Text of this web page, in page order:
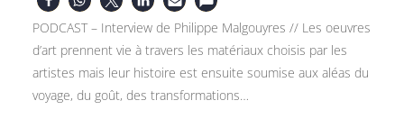
PODCAST – Interview de Philippe Malgouyres // Les oeuvres
d’art prennent vie à travers les matériaux choisis par les
artistes mais leur histoire est ensuite soumise aux aléas du
voyage, du goût, des transformations…